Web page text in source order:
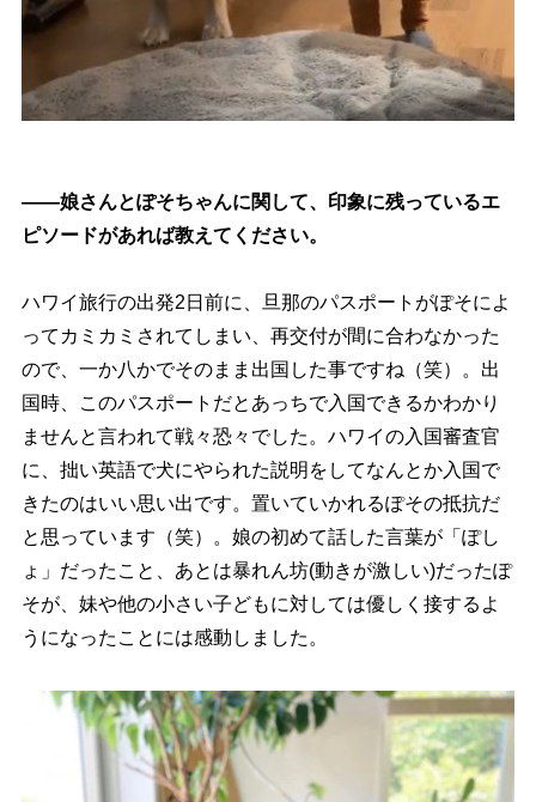
――娘さんとぽそちゃんに関して、印象に残っているエ
ピソードがあれば教えてください。
ハワイ旅行の出発2日前に、旦那のパスポートがぽそによ
ってカミカミされてしまい、再交付が間に合わなかった
ので、一か八かでそのまま出国した事ですね（笑）。出
国時、このパスポートだとあっちで入国できるかわかり
ませんと言われて戦々恐々でした。ハワイの入国審査官
に、拙い英語で犬にやられた説明をしてなんとか入国で
きたのはいい思い出です。置いていかれるぽその抵抗だ
と思っています（笑）。娘の初めて話した言葉が「ぽし
ょ」だったこと、あとは暴れん坊(動きが激しい)だったぽ
そが、妹や他の小さい子どもに対しては優しく接するよ
うになったことには感動しました。